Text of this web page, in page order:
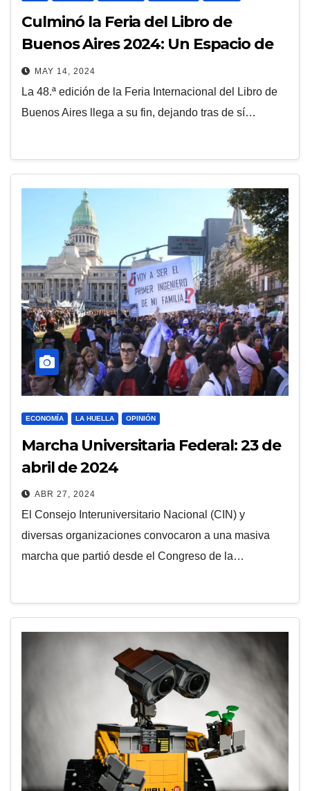
Culminó la Feria del Libro de
Buenos Aires 2024: Un Espacio de
Encuentro y Debate
MAY 14, 2024
La 48.ª edición de la Feria Internacional del Libro de
Buenos Aires llega a su fin, dejando tras de sí…
ECONOMÍA LA HUELLA OPINIÓN
Marcha Universitaria Federal: 23 de
abril de 2024
ABR 27, 2024
El Consejo Interuniversitario Nacional (CIN) y
diversas organizaciones convocaron a una masiva
marcha que partió desde el Congreso de la…